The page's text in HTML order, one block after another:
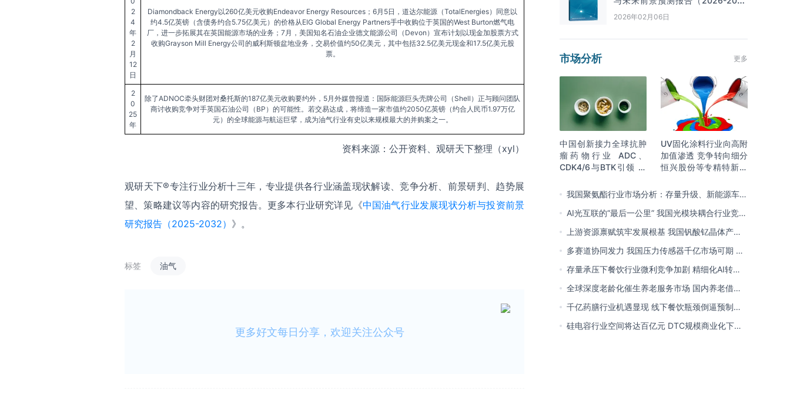
2
4
年
2
月
12
日
Diamondback Energy以260亿美元收购Endeavor Energy Resources；6月5日，道达尔能源（TotalEnergies）同意以
约4.5亿英镑（含债务约合5.75亿美元）的价格从EIG Global Energy Partners手中收购位于英国的West Burton燃气电
厂，进一步拓展其在英国能源市场的业务；7月，美国知名石油企业德文能源公司（Devon）宣布计划以现金加股票方式
收购Grayson Mill Energy公司的威利斯顿盆地业务，交易价值约50亿美元，其中包括32.5亿美元现金和17.5亿美元股
票。
2
0
25
年
除了ADNOC牵头财团对桑托斯的187亿美元收购要约外，5月外媒曾报道：国际能源巨头壳牌公司（Shell）正与顾问团队
商讨收购竞争对手英国石油公司（BP）的可能性。若交易达成，将缔造一家市值约2050亿英镑（约合人民币1.97万亿
元）的全球能源与航运巨擘，成为油气行业有史以来规模最大的并购案之一。
资料来源：公开资料、观研天下整理（xyl）
观研天下®专注行业分析十三年，专业提供各行业涵盖现状解读、竞争分析、前景研判、趋势展
望、策略建议等内容的研究报告。更多本行业研究详见《中国油气行业发展现状分析与投资前景
研究报告（2025-2032） 》。
标签 油气
更多好文每日分享，欢迎关注公众号
年）
2026年02月06日
市场分析 更多
中国创新接力全球抗肿
瘤药物行业 ADC、
CDK4/6与BTK引领 医
格局成型
UV固化涂料行业向高附
加值渗透 竞争转向细分
恒兴股份等专精特新小
我国聚氨酯行业市场分析：存量升级、新能源车增
量爆发与内需托底
AI光互联的“最后一公里” 我国光模块耦合行业竞争
处于三角博弈格局
上游资源禀赋筑牢发展根基 我国钒酸钇晶体产能
领跑全球 行业有望迎来高速发展
多赛道协同发力 我国压力传感器千亿市场可期 市
场结构将向MEMS产品倾斜
存量承压下餐饮行业微利竞争加剧 精细化AI转型
与多元业态破解成本剪刀差
全球深度老龄化催生养老服务市场 国内养老借职
业资格制度迈向品质规范化发展
千亿药膳行业机遇显现 线下餐饮瓶颈倒逼预制
化、零食化转型 企业开启整合新局
硅电容行业空间将达百亿元 DTC规模商业化下